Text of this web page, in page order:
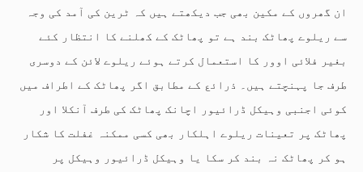
ان گھروں کے مکین بھی جب دیکھتے ہیں کہ ٹرین کی آمد کی وجہ
سے ریلوے پھاٹک بند ہے تو پھاٹک کے کھلنے کا انتظار کئے
بغیر فلائی اوور کا استعمال کرتے ہوئے ریلوے لائن کے دوسری
طرف جا پہنچتے ہیں۔ ذرائع کے مطابق اگر پھاٹک کے اطراف میں
کوئی اجنبی وہیکل ڈرائیور اچانک پھاٹک کی طرف آنکلا اور
پھاٹک پر تعینات ریلوے اہلکار بھی کسی ممکنہ غفلت کا شکار
ہو کر پھاٹک نہ بند کر سکا یا وہیکل ڈرائیور وہیکل پر